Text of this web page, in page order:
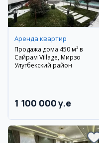
Аренда квартир
Продажа дома 450 м² в
Сайрам Village, Мирзо
Улугбекский район
1 100 000 y.e